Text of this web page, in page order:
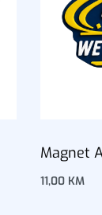
Magnet
11,00 KM